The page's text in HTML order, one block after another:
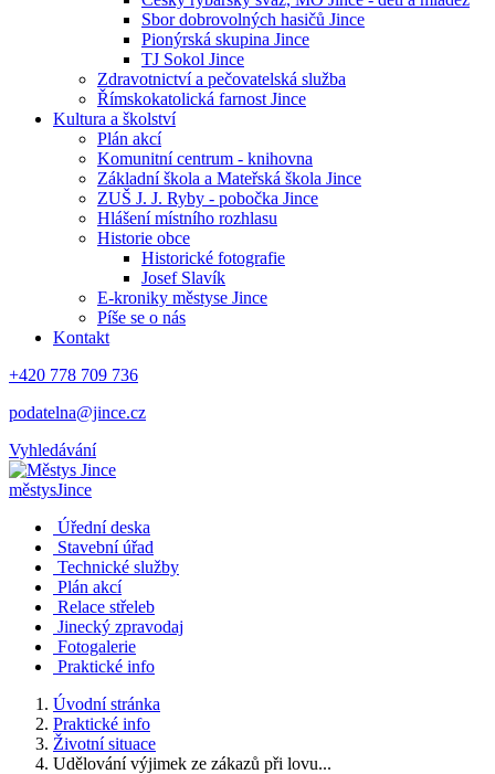
Sbor dobrovolných hasičů Jince
Pionýrská skupina Jince
TJ Sokol Jince
Zdravotnictví a pečovatelská služba
Římskokatolická farnost Jince
Kultura a školství
Plán akcí
Komunitní centrum - knihovna
Základní škola a Mateřská škola Jince
ZUŠ J. J. Ryby - pobočka Jince
Hlášení místního rozhlasu
Historie obce
Historické fotografie
Josef Slavík
E-kroniky městyse Jince
Píše se o nás
Kontakt
+420 778 709 736
podatelna@jince.cz
Vyhledávání
městysJince
Úřední deska
Stavební úřad
Technické služby
Plán akcí
Relace střeleb
Jinecký zpravodaj
Fotogalerie
Praktické info
Úvodní stránka
Praktické info
Životní situace
Udělování výjimek ze zákazů při lovu...